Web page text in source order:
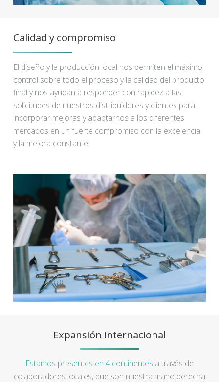
Calidad y compromiso
El diseño y la producción local nos permiten el máximo
control sobre todo el proceso y la calidad del producto
final y nos ayudan a responder con rapidez a las
solicitudes de nuestros distribuidores y clientes para
incorporar mejoras y adaptarnos a los diferentes
mercados en un fuerte compromiso con la excelencia
y la mejora constante.
Expansión internacional
Estamos presentes en 4 continentes a través de
colaboradores locales, que son nuestra mano derecha